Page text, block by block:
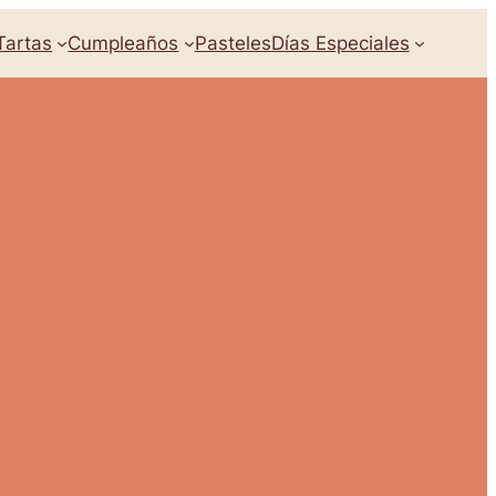
Cumpleaños PastelesDías Especiales